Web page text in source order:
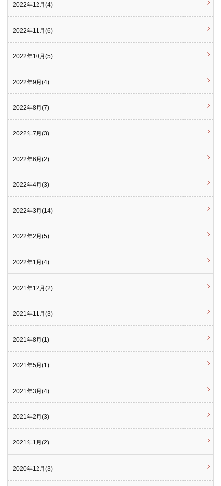
2022年12月(4)
2022年11月(6)
2022年10月(5)
2022年9月(4)
2022年8月(7)
2022年7月(3)
2022年6月(2)
2022年4月(3)
2022年3月(14)
2022年2月(5)
2022年1月(4)
2021年12月(2)
2021年11月(3)
2021年8月(1)
2021年5月(1)
2021年3月(4)
2021年2月(3)
2021年1月(2)
2020年12月(3)